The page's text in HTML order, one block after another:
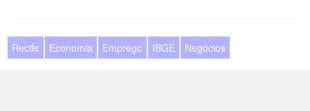
Recife Economia Emprego IBGE Negócios